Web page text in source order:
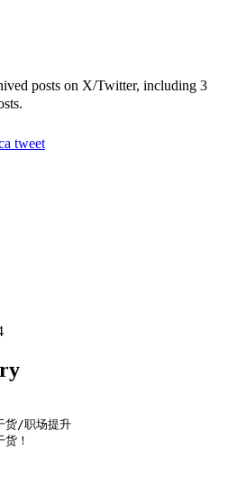
posts on X/Twitter, including 3
tweet
货/职场提升
！